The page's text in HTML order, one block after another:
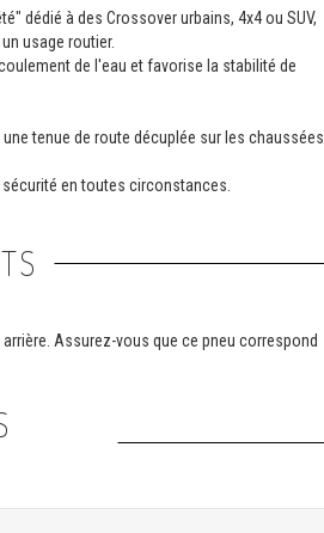
dédié à des Crossover urbains, 4x4 ou SUV,
usage routier.
de l'eau et favorise la stabilité de
tenue de route décuplée sur les chaussées
en toutes circonstances.
Assurez-vous que ce pneu correspond